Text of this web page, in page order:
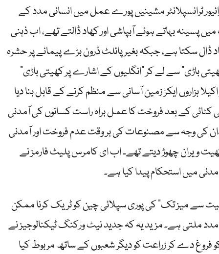
ٹرانسپلانٹر مشینیں پورے عمل میں انسانی مدد کے
پسینہ بہاتے ہوئے آبپاشی اور کھاد ڈالتے تھے، اب ذہنی
ڈال سکتا ہے، جبکہ بغیر پائلٹ ڈرون بڑے پیمانے پر حشرہ
باڑی” سے لے کر “انگلیوں کے اشارے پر کھیتی باڑی”
ہزاروں ایکڑ زمین آسانی سے منظم کرنے کے قابل بنا دیا
کٹائی کے بعد فروخت کا عمل براہ راست کسانوں کی آمدنی
کی وجہ سے مصنوعات کی بر وقت عدم فروخت اور آمدنی
ویران چھوڑ دیتے تھے۔ اب ای کامرس پلیٹ فارمز نے
میں استحکام پیدا کیا ہے۔
سے میز تک” کی پوری سپلائی چین کو ٹریک کرنا ممکن
ملتی ہے۔ مزید یہ کہ جدید نیٹ ورکنگ ٹیکنالوجیز نے
دے کر زراعت کو دیگر شعبوں کے ساتھ مربوط کیا